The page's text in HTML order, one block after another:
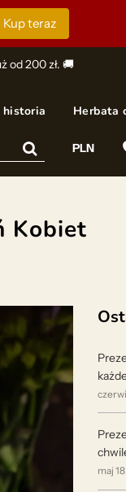
Kup teraz
od 200 zł. 🚚
historia Herbata
Kobiet
maj